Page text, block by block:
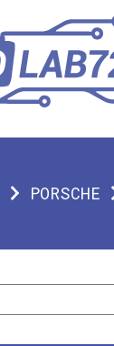
PORSCHE